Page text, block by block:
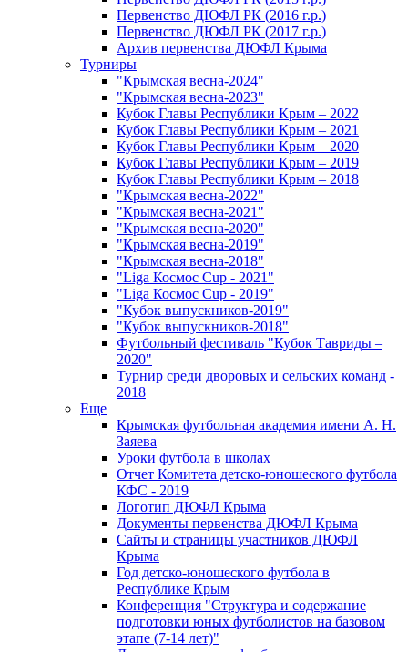
Первенство ДЮФЛ РК (2016 г.р.)
Первенство ДЮФЛ РК (2017 г.р.)
Архив первенства ДЮФЛ Крыма
Турниры
"Крымская весна-2024"
"Крымская весна-2023"
Кубок Главы Республики Крым – 2022
Кубок Главы Республики Крым – 2021
Кубок Главы Республики Крым – 2020
Кубок Главы Республики Крым – 2019
Кубок Главы Республики Крым – 2018
"Крымская весна-2022"
"Крымская весна-2021"
"Крымская весна-2020"
"Крымская весна-2019"
"Крымская весна-2018"
"Liga Космос Cup - 2021"
"Liga Космос Cup - 2019"
"Кубок выпускников-2019"
"Кубок выпускников-2018"
Футбольный фестиваль "Кубок Тавриды –
2020"
Турнир среди дворовых и сельских команд -
2018
Еще
Крымская футбольная академия имени А. Н.
Заяева
Уроки футбола в школах
Отчет Комитета детско-юношеского футбола
КФС - 2019
Логотип ДЮФЛ Крыма
Документы первенства ДЮФЛ Крыма
Сайты и страницы участников ДЮФЛ
Крыма
Год детско-юношеского футбола в
Республике Крым
Конференция "Структура и содержание
подготовки юных футболистов на базовом
этапе (7-14 лет)"